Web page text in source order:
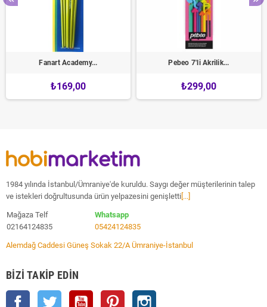
Fanart Academy...
₺169,00
Pebeo 7'li Akrilik...
₺299,00
1984 yılında İstanbul/Ümraniye'de kuruldu. Saygı değer müşterilerinin talep
ve istekleri doğrultusunda ürün yelpazesini genişletti [...]
Mağaza Telf
02164124835
Whatsapp
05424124835
Alemdağ Caddesi Güneş Sokak 22/A Ümraniye-İstanbul
BIZI TAKIP EDIN
Facebook Twitter YouTube Pinterest